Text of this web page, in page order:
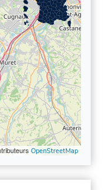
OpenStreetMap